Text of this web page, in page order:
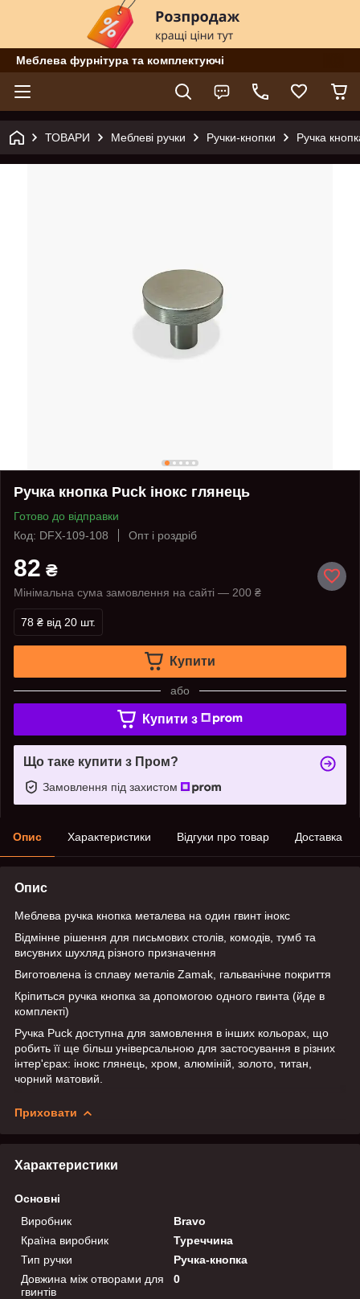
Меблева фурнітура та комплектуючі
ТОВАРИ Меблеві ручки Ручки-кнопки Ручка
Ручка кнопка Puck інокс глянець
Готово до відправки
Код: DFX-109-108
Опт і роздріб
82 ₴
Мінімальна сума замовлення на сайті — 200 ₴
78 ₴ від 20 шт.
Купити
або
Купити з
Що таке купити з Пром?
Замовлення під захистом
Опис Характеристики Відгуки про товар Доставка
Опис
Меблева ручка кнопка металева на один гвинт інокс
Відмінне рішення для письмових столів, комодів, тумб та
висувних шухляд різного призначення
Виготовлена із сплаву металів Zamak, гальванічне покриття
Кріпиться ручка кнопка за допомогою одного гвинта (йде в
комплекті)
Ручка Puck доступна для замовлення в інших кольорах, що
робить її ще більш універсальною для застосування в різних
інтер'єрах: інокс глянець, хром, алюміній, золото, титан,
чорний матовий.
Приховати
Характеристики
Основні
Виробник
Bravo
Країна виробник
Туреччина
Тип ручки
Ручка-кнопка
Довжина між отворами для
гвинтів
0